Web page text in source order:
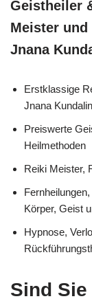
Geistheiler
Meister
Jnana
Erstklassige
Jnana
Preiswerte
Heilmethoden
Reiki Meister,
Körper, Geist
Hypnose,
Sind